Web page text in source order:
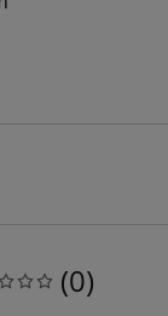
(0)